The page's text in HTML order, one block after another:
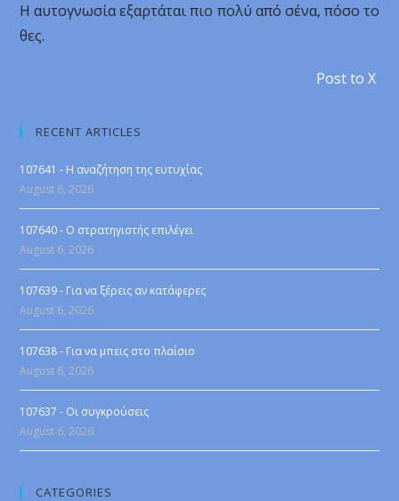
Η αυτογνωσία εξαρτάται πιο πολύ από σένα, πόσο το
θες.
Post to X
RECENT ARTICLES
107641 - Η αναζήτηση της ευτυχίας
August 6, 2026
107640 - Ο στρατηγιστής επιλέγει
August 6, 2026
107639 - Για να ξέρεις αν κατάφερες
August 6, 2026
107638 - Για να μπεις στο πλαίσιο
August 6, 2026
107637 - Οι συγκρούσεις
August 6, 2026
CATEGORIES